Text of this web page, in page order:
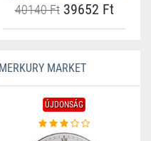
40140 Ft39652 Ft
MARKET
ÚJDONSÁG